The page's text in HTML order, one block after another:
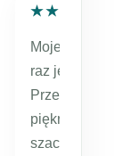
★★★★★
★★★★★
Moje kolejne
raz jestem
Przesyłka
pięknie
szacunkiem dla